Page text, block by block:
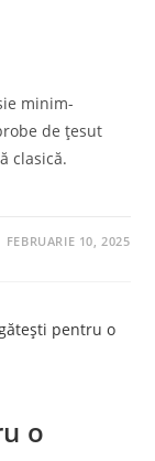
minim-
de țesut
clasică.
FEBRUARIE 10, 2025
o